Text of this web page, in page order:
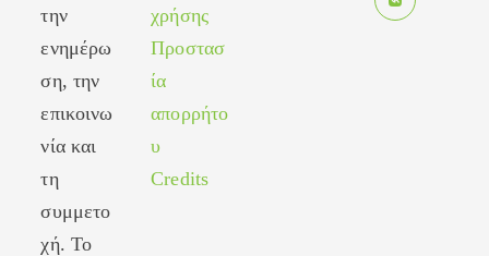
την
ενημέρω
ση, την
επικοινω
νία και
τη
συμμετο
χή. Το
χρήσης
Προστασ
ία
απορρήτο
υ
Credits
new
in